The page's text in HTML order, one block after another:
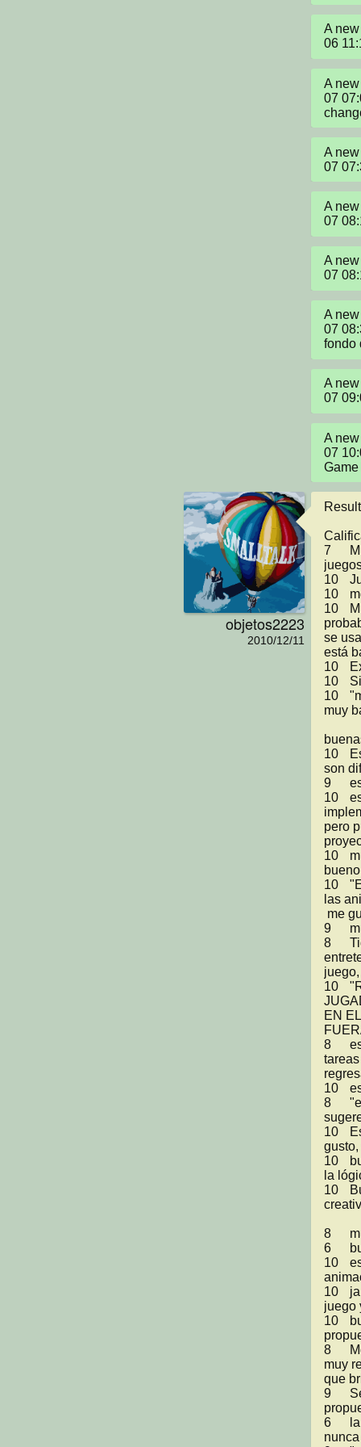
A
06
A
07
A
07
A
07
A
07
A
07
fondo
A
07
A
07
objetos2223
2010/12/11
Calificación
7	Muy buenos graficos, mejoren la dificultad de los
10	Juego muy bueno,
10	me gusto esta muy padre
10	Muy interesante, muy entretenido el juego,
se
está
10	Excelente, tiene muy buena calidad.
10	Sin duda de los mejores 3 de la colección!
10	"muy bonito el juego.
muy
10	Este juego si tiene de todos los juegos pero pues no
son
9	esta facil para niños pequeños
10	esta muy bueno la verdad hubiera estado chido
pero
10	muy bien Juan y Daniel, excelente proyecto, muy
10	"Esta muy completo, tiene lo que dice la propuesta y
las
9	muy bueno
8	Tiene animaciones muy fluidas, y tiene juegos muy
10	"REALMENTE ME GUSTO NO LO HABIA
EN
8	es un buen juego, solo faltaria mas dificultad en las
10	esta completo el juego
8	"excelentes dibujos y animaciones buen trabajo
10	Es un muy buen juego para niños pequeños, me
10	buen esfuerzo al realizar los 4 mundos diferentes y
la
10	Buen trabajo con las animaciones, y me gusto la
8	muy creativo en este estilo de juegos y actividades
6	buen juego, aunque me parecio una idea copiada.
10	es un buen proyecto tanto en graficos como en
10	ja ja ja!!! esta divertido aunque las diviciones entre
juego
10	buenisimo  vista agradable y cumplio con lo de la
8	Me parecion un juego muy creativo, pero creo que es
muy
que
9	Se desviaron un poco de lo establecido en la
6	la propuesta esta chida, pero al momento de jugar